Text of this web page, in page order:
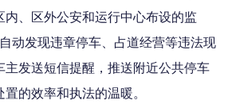
内、区外公安和运行中心布设的监
动发现违章停车、占道经营等违法现
主发送短信提醒，推送附近公共停车
的效率和执法的温暖。